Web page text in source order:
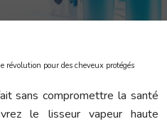
pour des cheveux protégés
sans compromettre la santé
le lisseur vapeur haute